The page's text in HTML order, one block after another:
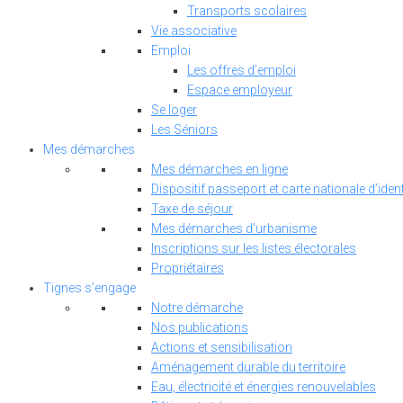
Transports scolaires
Vie associative
Emploi
Les offres d’emploi
Espace employeur
Se loger
Les Séniors
Mes démarches
Mes démarches en ligne
Dispositif passeport et carte nationale
Taxe de séjour
Mes démarches d'urbanisme
Inscriptions sur les listes électorales
Propriétaires
Tignes s’engage
Notre démarche
Nos publications
Actions et sensibilisation
Aménagement durable du territoire
Eau, électricité et énergies renouvelables